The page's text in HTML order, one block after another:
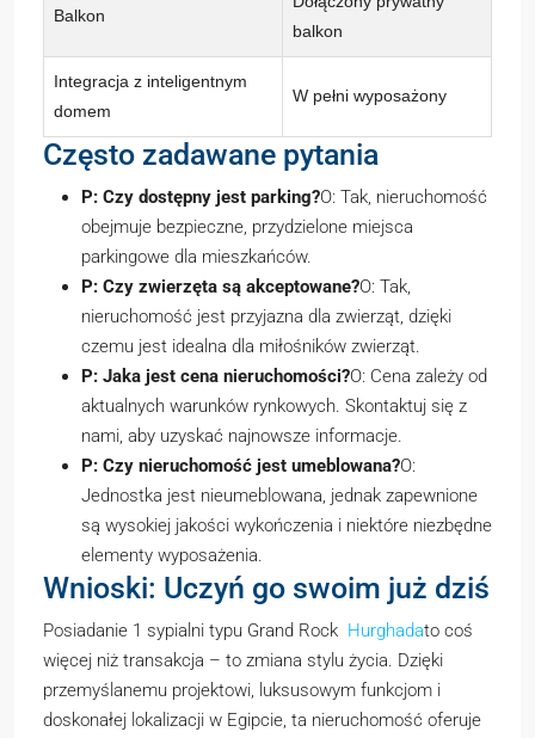
Balkon
balkon
Integracja z inteligentnym
domem
W pełni wyposażony
Często zadawane pytania
P: Czy dostępny jest parking?O: Tak, nieruchomość
obejmuje bezpieczne, przydzielone miejsca
parkingowe dla mieszkańców.
P: Czy zwierzęta są akceptowane?O: Tak,
nieruchomość jest przyjazna dla zwierząt, dzięki
czemu jest idealna dla miłośników zwierząt.
P: Jaka jest cena nieruchomości?O: Cena zależy od
aktualnych warunków rynkowych. Skontaktuj się z
nami, aby uzyskać najnowsze informacje.
P: Czy nieruchomość jest umeblowana?O:
Jednostka jest nieumeblowana, jednak zapewnione
są wysokiej jakości wykończenia i niektóre niezbędne
elementy wyposażenia.
Wnioski: Uczyń go swoim już dziś
Posiadanie 1 sypialni typu Grand Rock Hurghadato coś
więcej niż transakcja – to zmiana stylu życia. Dzięki
przemyślanemu projektowi, luksusowym funkcjom i
doskonałej lokalizacji w Egipcie, ta nieruchomość oferuje